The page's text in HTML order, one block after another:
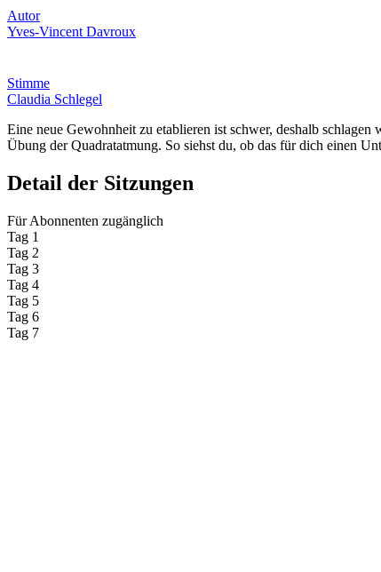
Autor
Yves-Vincent Davroux
Stimme
Claudia Schlegel
Eine neue Gewohnheit zu etablieren ist schwer, deshalb
Übung der Quadratatmung. So siehst du, ob das für dich einen
Detail der Sitzungen
Für Abonnenten zugänglich
Tag 1
Tag 2
Tag 3
Tag 4
Tag 5
Tag 6
Tag 7